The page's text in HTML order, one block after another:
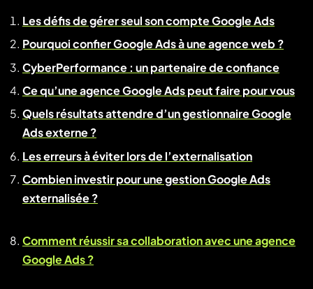
Les défis de gérer seul son compte Google Ads
Pourquoi confier Google Ads à une agence web ?
CyberPerformance : un partenaire de confiance
Ce qu’une agence Google Ads peut faire pour vous
Quels résultats attendre d’un gestionnaire Google
Ads externe ?
Les erreurs à éviter lors de l’externalisation
Combien investir pour une gestion Google Ads
externalisée ?
Comment réussir sa collaboration avec une agence
Google Ads ?